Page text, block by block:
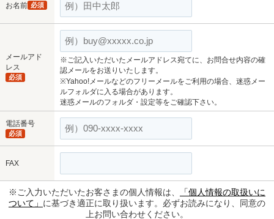
お名前 必須
メールアド
レス
必須
※ご記入いただいたメールアドレス宛てに、お問合せ内容の確
認メールをお送りいたします。
※Yahoo!メールなどのフリーメールをご利用の場合、迷惑メー
ルフォルダに入る場合があります。
迷惑メールのフォルダ・設定等をご確認下さい。
電話番号
必須
FAX
※ご入力いただいたお客さまの個人情報は、
「個人情報の取扱いに
ついて」 に基づき適正に取り扱います。必ずお読みになり、同意の
上お問い合わせください。